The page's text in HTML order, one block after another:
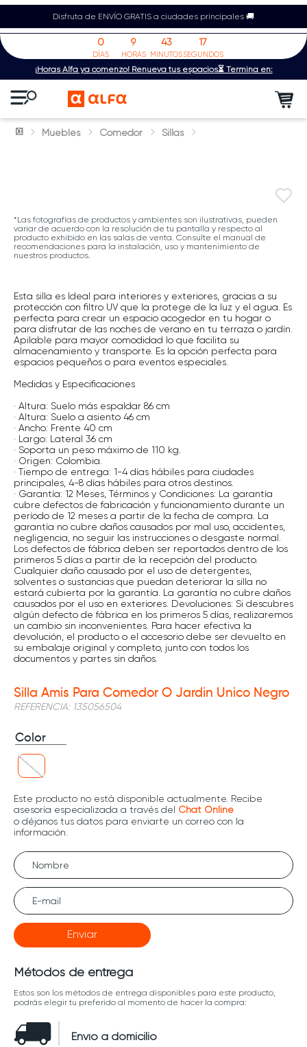
Disfruta de ENVÍO GRATIS a ciudades principales 🚚
¡Horas Alfa ya comenzó! Renueva tus espacios⏳ Termina en:
0
DÍAS
9
HORAS
43
MINUTOS
16
SEGUNDOS
Muebles Comedor Sillas
*Las fotografías de productos y ambientes son ilustrativas, pueden
variar de acuerdo con la resolución de tu pantalla y respecto al
producto exhibido en las salas de venta. Consulte el manual de
recomendaciones para la instalación, uso y mantenimiento de
nuestros productos.
Esta silla es Ideal para interiores y exteriores, gracias a su
protección con filtro UV que la protege de la luz y el agua. Es
perfecta para crear un espacio acogedor en tu hogar o
para disfrutar de las noches de verano en tu terraza o jardín.
Apilable para mayor comodidad lo que facilita su
almacenamiento y transporte. Es la opción perfecta para
espacios pequeños o para eventos especiales.
Medidas y Especificaciones
· Altura: Suelo más espaldar 86 cm
· Altura: Suelo a asiento 46 cm
· Ancho: Frente 40 cm
· Largo: Lateral 36 cm
· Soporta un peso máximo de 110 kg.
· Origen: Colombia.
· Tiempo de entrega: 1-4 días hábiles para ciudades
principales, 4-8 días hábiles para otros destinos.
· Garantía: 12 Meses, Términos y Condiciones: La garantía
cubre defectos de fabricación y funcionamiento durante un
período de 12 meses a partir de la fecha de compra. La
garantía no cubre daños causados por mal uso, accidentes,
negligencia, no seguir las instrucciones o desgaste normal.
Los defectos de fábrica deben ser reportados dentro de los
primeros 5 días a partir de la recepción del producto.
Cualquier daño causado por el uso de detergentes,
solventes o sustancias que puedan deteriorar la silla no
estará cubierta por la garantía. La garantía no cubre daños
causados por el uso en exteriores. Devoluciones: Si descubres
algún defecto de fábrica en los primeros 5 días, realizaremos
un cambio sin inconvenientes. Para hacer efectiva la
devolución, el producto o el accesorio debe ser devuelto en
su embalaje original y completo, junto con todos los
documentos y partes sin daños.
Silla Amis Para Comedor O Jardin Unico Negro
REFERENCIA: 135056504
Color
Enviar
Métodos de entrega
Estos son los métodos de entrega disponibles para este producto,
podrás elegir tu preferido al momento de hacer la compra:
Envío a domicilio